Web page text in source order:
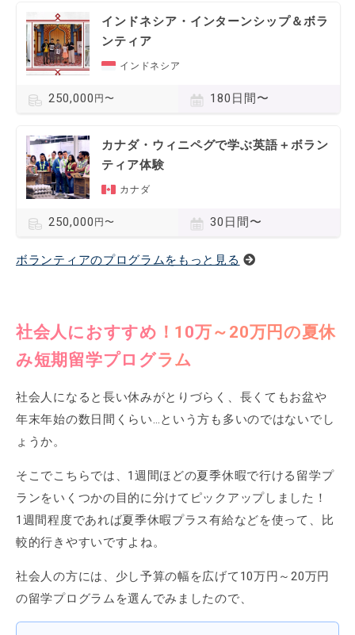
インドネシア・インターンシップ＆ボラ
ンティア
インドネシア
250,000 円〜 180日間〜
カナダ・ウィニペグで学ぶ英語＋ボラン
ティア体験
カナダ
250,000 円〜 30日間〜
ボランティアのプログラムをもっと見る
社会人におすすめ！10万～20万円の夏休
み短期留学プログラム
社会人になると長い休みがとりづらく、長くてもお盆や
年末年始の数日間くらい…という方も多いのではないでし
ょうか。
そこでこちらでは、1週間ほどの夏季休暇で行ける留学プ
ランをいくつかの目的に分けてピックアップしました！
1週間程度であれば夏季休暇プラス有給などを使って、比
較的行きやすいですよね。
社会人の方には、少し予算の幅を広げて10万円～20万円
の留学プログラムを選んでみましたので、